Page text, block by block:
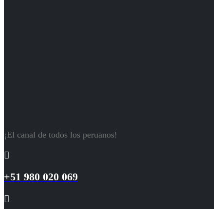
¡El canal de todos los peruanos!
+51 980 020 069